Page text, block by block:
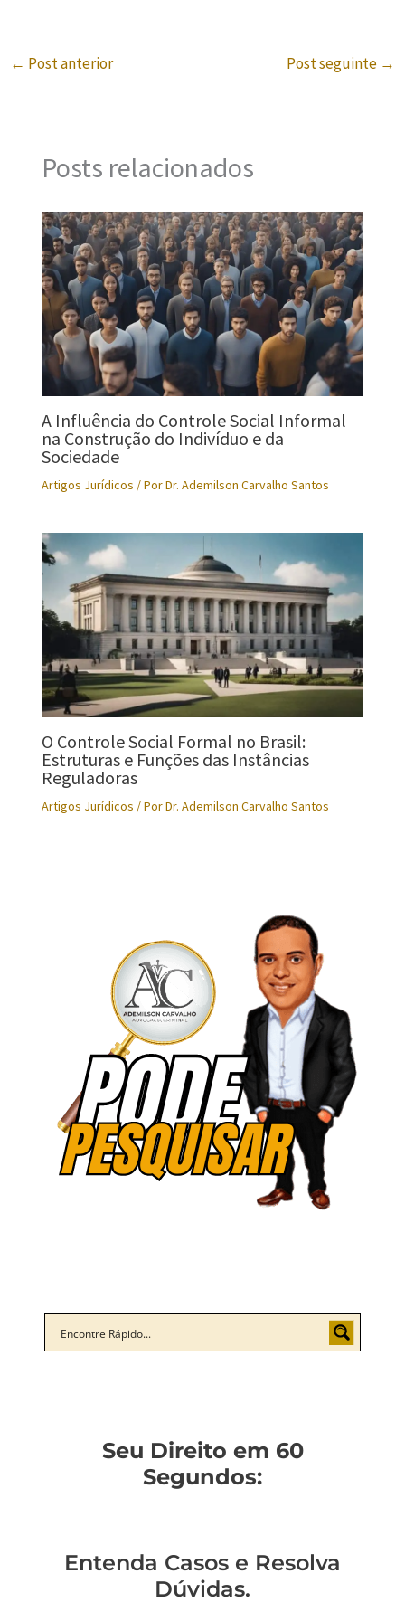
← Post anterior Post seguinte →
Posts relacionados
A Influência do Controle Social Informal
na Construção do Indivíduo e da
Sociedade
Artigos Jurídicos / PorDr. Ademilson Carvalho Santos
O Controle Social Formal no Brasil:
Estruturas e Funções das Instâncias
Reguladoras
Artigos Jurídicos / PorDr. Ademilson Carvalho Santos
Seu Direito em 60
Segundos:
Entenda Casos e Resolva
Dúvidas.